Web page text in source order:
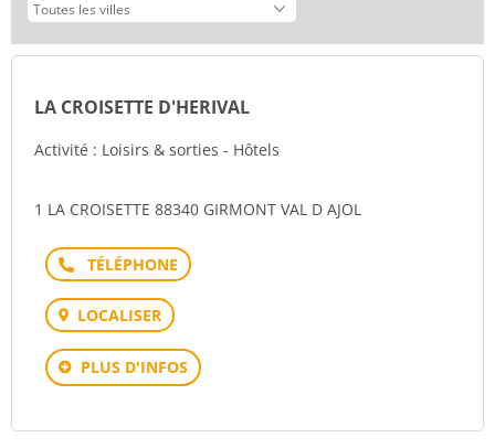
LA CROISETTE D'HERIVAL
Activité : Loisirs & sorties - Hôtels
1 LA CROISETTE 88340 GIRMONT VAL D AJOL
Téléphone
LOCALISER
PLUS D'INFOS